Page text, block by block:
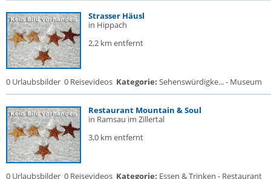
Strasser Häusl
in Hippach
2,2 km entfernt
0 Urlaubsbilder 0 Reisevideos Kategorie: Sehenswürdigke... - Museum
Restaurant Mountain & Soul
in Ramsau im Zillertal
3,0 km entfernt
0 Urlaubsbilder 0 Reisevideos Kategorie: Essen & Trinken - Restaurant